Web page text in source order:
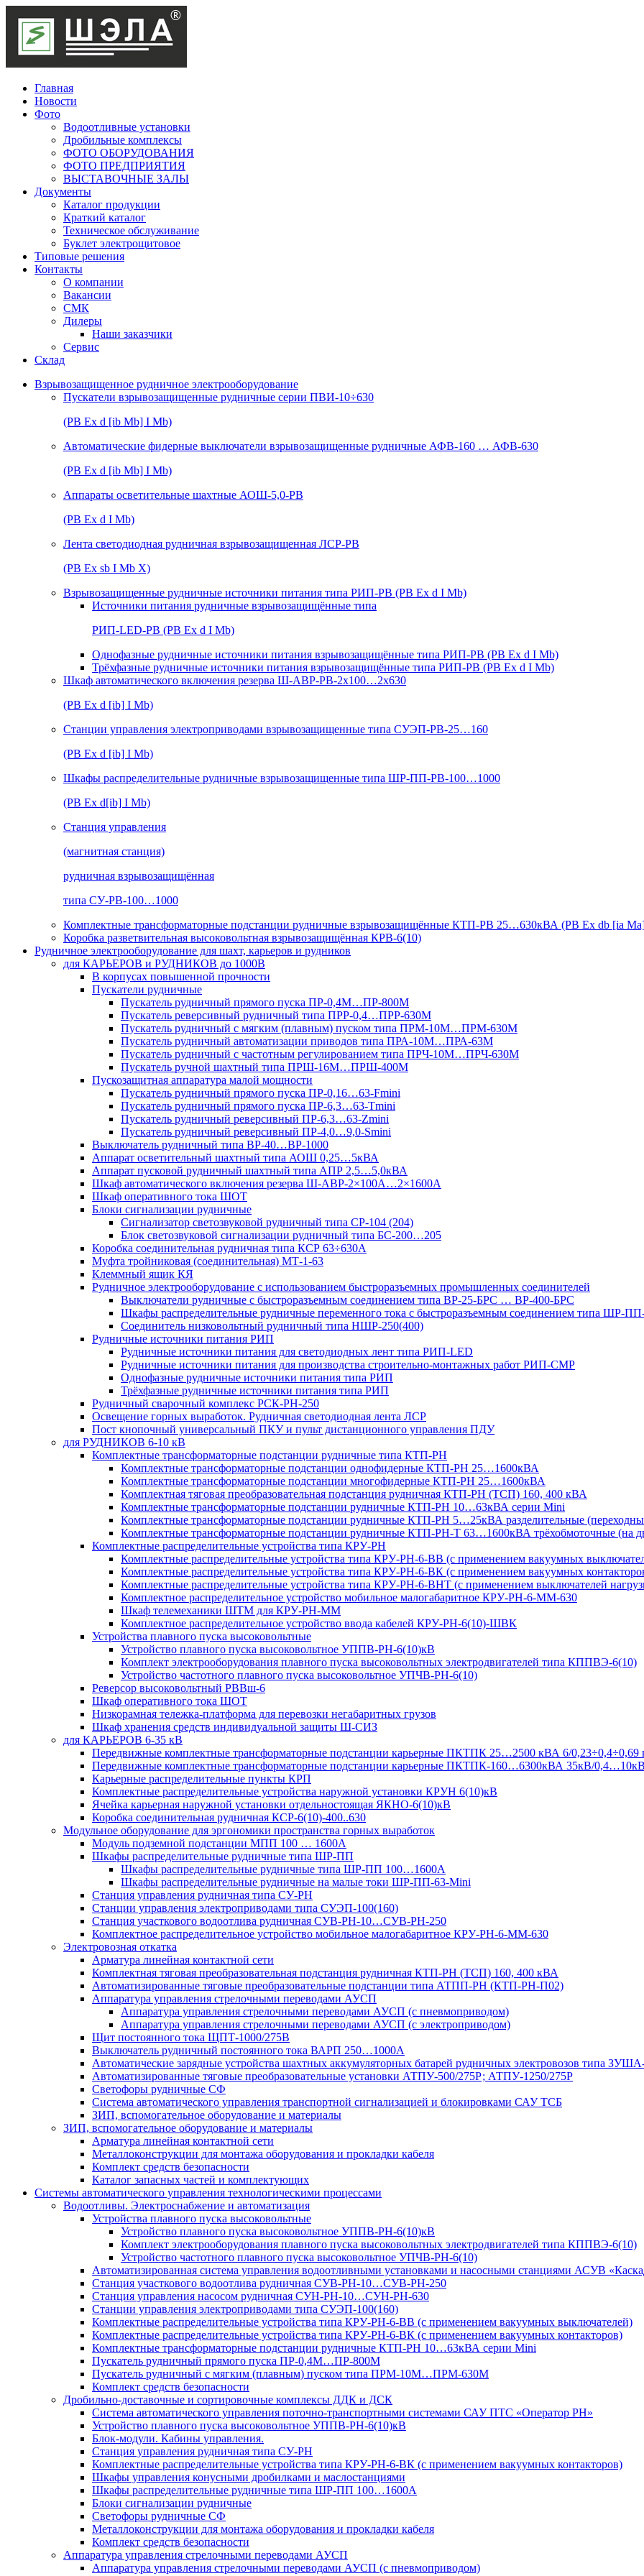
Главная
Новости
Фото
Водоотливные установки
Дробильные комплексы
ФОТО ОБОРУДОВАНИЯ
ФОТО ПРЕДПРИЯТИЯ
ВЫСТАВОЧНЫЕ ЗАЛЫ
Документы
Каталог продукции
Краткий каталог
Техническое обслуживание
Буклет электрощитовое
Типовые решения
Контакты
О компании
Вакансии
СМК
Дилеры
Наши заказчики
Сервис
Склад
Взрывозащищенное рудничное электрооборудование
Пускатели взрывозащищенные рудничные серии ПВИ-10÷630
(РВ Ex d [ib Mb] I Mb)
Автоматические фидерные выключатели взрывозащищенные рудничные АФВ-160 … АФВ-630
(РВ Ex d [ib Mb] I Mb)
Аппараты осветительные шахтные АОШ-5,0-РВ
(РВ Ex d I Mb)
Лента светодиодная рудничная взрывозащищенная ЛСР-РВ
(РВ Ex sb I Mb Х)
Взрывозащищенные рудничные источники питания типа РИП-РВ (РВ Ex d I Mb)
Источники питания рудничные взрывозащищённые типа
РИП-LED-РВ (РВ Ex d I Mb)
Однофазные рудничные источники питания взрывозащищённые типа РИП-РВ (РВ Ex d I Mb)
Трёхфазные рудничные источники питания взрывозащищённые типа РИП-РВ (РВ Ex d I Mb)
Шкаф автоматического включения резерва Ш-АВР-РВ-2х100…2х630
(РВ Ex d [ib] I Mb)
Станции управления электроприводами взрывозащищенные типа СУЭП-РВ-25…160
(РВ Ex d [ib] I Mb)
Шкафы распределительные рудничные взрывозащищенные типа ШР-ПП-РВ-100…1000
(РВ Ex d[ib] I Mb)
Станция управления
(магнитная станция)
рудничная взрывозащищённая
типа СУ-РВ-100…1000
Комплектные трансформаторные подстанции рудничные взрывозащищённые КТП-РВ 25…630кВА (РВ Ex db [ia
Коробка разветвительная высоковольтная взрывозащищённая КРВ-6(10)
Рудничное электрооборудование для шахт, карьеров и рудников
для КАРЬЕРОВ и РУДНИКОВ до 1000В
В корпусах повышенной прочности
Пускатели рудничные
Пускатель рудничный прямого пуска ПР-0,4М…ПР-800М
Пускатель реверсивный рудничный типа ПРР-0,4…ПРР-630М
Пускатель рудничный с мягким (плавным) пуском типа ПРМ-10М…ПРМ-630М
Пускатель рудничный автоматизации приводов типа ПРА-10М…ПРА-63М
Пускатель рудничный с частотным регулированием типа ПРЧ-10М…ПРЧ-630М
Пускатель ручной шахтный типа ПРШ-16М…ПРШ-400М
Пускозащитная аппаратура малой мощности
Пускатель рудничный прямого пуска ПР-0,16…63-Fmini
Пускатель рудничный прямого пуска ПР-6,3…63-Tmini
Пускатель рудничный реверсивный ПР-6,3…63-Zmini
Пускатель рудничный реверсивный ПР-4,0…9,0-Smini
Выключатель рудничный типа ВР-40…ВР-1000
Аппарат осветительный шахтный типа АОШ 0,25…5кВА
Аппарат пусковой рудничный шахтный типа АПР 2,5…5,0кВА
Шкаф автоматического включения резерва Ш-АВР-2×100А…2×1600А
Шкаф оперативного тока ШОТ
Блоки сигнализации рудничные
Сигнализатор светозвуковой рудничный типа СР-104 (204)
Блок светозвуковой сигнализации рудничный типа БС-200…205
Коробка соединительная рудничная типа КСР 63÷630А
Муфта тройниковая (соединительная) МТ-1-63
Клеммный ящик КЯ
Рудничное электрооборудование с использованием быстроразъемных промышленных соединителей
Выключатели рудничные с быстроразъемным соединением типа ВР-25-БРС … ВР-400-БРС
Шкафы распределительные рудничные переменного тока с быстроразъемным соединением типа ШР-
Соединитель низковольтный рудничный типа НШР-250(400)
Рудничные источники питания РИП
Рудничные источники питания для светодиодных лент типа РИП-LED
Рудничные источники питания для производства строительно-монтажных работ РИП-СМР
Однофазные рудничные источники питания типа РИП
Трёхфазные рудничные источники питания типа РИП
Рудничный сварочный комплекс РСК-РН-250
Освещение горных выработок. Рудничная светодиодная лента ЛСР
Пост кнопочный универсальный ПКУ и пульт дистанционного управления ПДУ
для РУДНИКОВ 6-10 кВ
Комплектные трансформаторные подстанции рудничные типа КТП-РН
Комплектные трансформаторные подстанции однофидерные КТП-РН 25…1600кВА
Комплектные трансформаторные подстанции многофидерные КТП-РН 25…1600кВА
Комплектная тяговая преобразовательная подстанция рудничная КТП-РН (ТСП) 160, 400 кВА
Комплектные трансформаторные подстанции рудничные КТП-РН 10…63кВА серии Mini
Комплектные трансформаторные подстанции рудничные КТП-РН 5…25кВА разделительные
Комплектные трансформаторные подстанции рудничные КТП-РН-Т 63…1600кВА трёхобмоточные (на
Комплектные распределительные устройства типа КРУ-РН
Комплектные распределительные устройства типа КРУ-РН-6-ВВ (с применением вакуумных
Комплектные распределительные устройства типа КРУ-РН-6-ВК (с применением вакуумных
Комплектные распределительные устройства типа КРУ-РН-6-ВНТ (с применением выключателей
Комплектное распределительное устройство мобильное малогабаритное КРУ-РН-6-ММ-630
Шкаф телемеханики ШТМ для КРУ-РН-ММ
Комплектное распределительное устройство ввода кабелей КРУ-РН-6(10)-ШВК
Устройства плавного пуска высоковольтные
Устройство плавного пуска высоковольтное УППВ-РН-6(10)кВ
Комплект электрооборудования плавного пуска высоковольтных электродвигателей типа КППВЭ-6(10)
Устройство частотного плавного пуска высоковольтное УПЧВ-РН-6(10)
Реверсор высоковольтный РВВш-6
Шкаф оперативного тока ШОТ
Низкорамная тележка-платформа для перевозки негабаритных грузов
Шкаф хранения средств индивидуальной защиты Ш-СИЗ
для КАРЬЕРОВ 6-35 кВ
Передвижные комплектные трансформаторные подстанции карьерные ПКТПК 25…2500 кВА 6/0,23÷0,4÷0,69
Передвижные комплектные трансформаторные подстанции карьерные ПКТПК-160…6300кВА 35кВ/
Карьерные распределительные пункты КРП
Комплектные распределительные устройства наружной установки КРУН 6(10)кВ
Ячейка карьерная наружной установки отдельностоящая ЯКНО-6(10)кВ
Коробка соединительная рудничная КСР-6(10)-400..630
Модульное оборудование для эргономики пространства горных выработок
Модуль подземной подстанции МПП 100 … 1600А
Шкафы распределительные рудничные типа ШР-ПП
Шкафы распределительные рудничные типа ШР-ПП 100…1600А
Шкафы распределительные рудничные на малые токи ШР-ПП-63-Mini
Станция управления рудничная типа СУ-РН
Станции управления электроприводами типа СУЭП-100(160)
Станция участкового водоотлива рудничная СУВ-РН-10…СУВ-РН-250
Комплектное распределительное устройство мобильное малогабаритное КРУ-РН-6-ММ-630
Электровозная откатка
Арматура линейная контактной сети
Комплектная тяговая преобразовательная подстанция рудничная КТП-РН (ТСП) 160, 400 кВА
Автоматизированные тяговые преобразовательные подстанции типа АТПП-РН (КТП-РН-П02)
Аппаратура управления стрелочными переводами АУСП
Аппаратура управления стрелочными переводами АУСП (с пневмоприводом)
Аппаратура управления стрелочными переводами АУСП (с электроприводом)
Щит постоянного тока ЩПТ-1000/275В
Выключатель рудничный постоянного тока ВАРП 250…1000А
Автоматические зарядные устройства шахтных аккумуляторных батарей рудничных электровозов типа
Автоматизированные тяговые преобразовательные установки АТПУ-500/275Р; АТПУ-1250/275Р
Светофоры рудничные СФ
Система автоматического управления транспортной сигнализацией и блокировками САУ ТСБ
ЗИП, вспомогательное оборудование и материалы
ЗИП, вспомогательное оборудование и материалы
Арматура линейная контактной сети
Металлоконструкции для монтажа оборудования и прокладки кабеля
Комплект средств безопасности
Каталог запасных частей и комплектующих
Системы автоматического управления технологическими процессами
Водоотливы. Электроснабжение и автоматизация
Устройства плавного пуска высоковольтные
Устройство плавного пуска высоковольтное УППВ-РН-6(10)кВ
Комплект электрооборудования плавного пуска высоковольтных электродвигателей типа КППВЭ-6(10)
Устройство частотного плавного пуска высоковольтное УПЧВ-РН-6(10)
Автоматизированная система управления водоотливными установками и насосными станциями АСУВ
Станция участкового водоотлива рудничная СУВ-РН-10…СУВ-РН-250
Станция управления насосом рудничная СУН-РН-10…СУН-РН-630
Станции управления электроприводами типа СУЭП-100(160)
Комплектные распределительные устройства типа КРУ-РН-6-ВВ (с применением вакуумных выключателей)
Комплектные распределительные устройства типа КРУ-РН-6-ВК (с применением вакуумных контакторов)
Комплектные трансформаторные подстанции рудничные КТП-РН 10…63кВА серии Mini
Пускатель рудничный прямого пуска ПР-0,4М…ПР-800М
Пускатель рудничный с мягким (плавным) пуском типа ПРМ-10М…ПРМ-630М
Комплект средств безопасности
Дробильно-доставочные и сортировочные комплексы ДДК и ДСК
Система автоматического управления поточно-транспортными системами САУ ПТС «Оператор РН»
Устройство плавного пуска высоковольтное УППВ-РН-6(10)кВ
Блок-модули. Кабины управления.
Станция управления рудничная типа СУ-РН
Комплектные распределительные устройства типа КРУ-РН-6-ВК (с применением вакуумных контакторов)
Шкафы управления конусными дробилками и маслостанциями
Шкафы распределительные рудничные типа ШР-ПП 100…1600А
Блоки сигнализации рудничные
Светофоры рудничные СФ
Металлоконструкции для монтажа оборудования и прокладки кабеля
Комплект средств безопасности
Аппаратура управления стрелочными переводами АУСП
Аппаратура управления стрелочными переводами АУСП (с пневмоприводом)